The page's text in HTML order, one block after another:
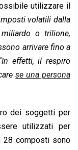
utilizzare il
volatili dalla
o trilione,
arrivare fino a
effetti, il respiro
se una persona
dei soggetti per
utilizzati per
28 composti sono